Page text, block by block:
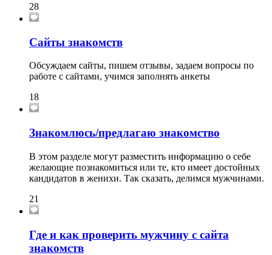
28
Сайты знакомств
Обсуждаем сайты, пишем отзывы, задаем вопросы по
работе с сайтами, учимся заполнять анкеты
18
Знакомлюсь/предлагаю знакомство
В этом разделе могут разместить информацию о себе
желающие познакомиться или те, кто имеет достойных
кандидатов в женихи. Так сказать, делимся мужчинами.
21
Где и как проверить мужчину с сайта
знакомств